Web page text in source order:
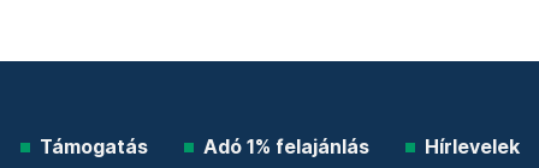
Támogatás Adó 1% felajánlás Hírlevelek